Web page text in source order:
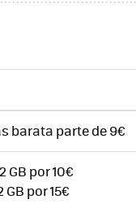
barata parte de 9€
GB por 10€
GB por 15€